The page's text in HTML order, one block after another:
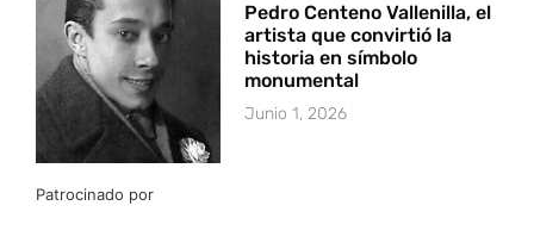
Pedro Centeno Vallenilla, el
artista que convirtió la
historia en símbolo
monumental
Junio 1, 2026
Patrocinado por